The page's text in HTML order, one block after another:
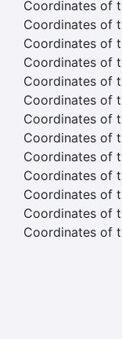
Coordinates of
Coordinates of
Coordinates of
Coordinates of
Coordinates of
Coordinates of
Coordinates of
Coordinates of
Coordinates of
Coordinates of
Coordinates of
Coordinates of
Coordinates of